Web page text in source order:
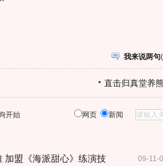
我来说两句(
直击归真堂养
开始 网页 新闻
09-11-
加盟《海派甜心》练演技